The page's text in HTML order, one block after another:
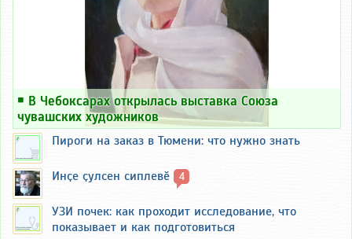
￭ В Чебоксарах открылась выставка Союза
чувашских художников
Пироги на заказ в Тюмени: что нужно знать
Инҫе ҫулсен сиплевӗ 4
УЗИ почек: как проходит исследование, что
показывает и как подготовиться